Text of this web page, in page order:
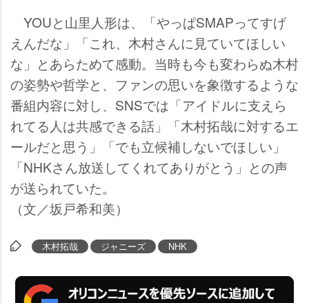
YOUと山里人形は、「やっぱSMAPってすげ
えんだな」「これ、木村さんに見ていてほしい
な」とあらためて感動。当時も今も変わらぬ木村
の姿勢や哲学と、ファンの思いを象徴するような
番組内容に対し、SNSでは「アイドルに支えら
れてる人は共感できる話」「木村拓哉に対するエ
ールだと思う」「でも立候補しないでほしい」
「NHKさん放送してくれてありがとう」との声
が送られていた。
（文／坂戸希和美）
木村拓哉 ジャニーズ NHK